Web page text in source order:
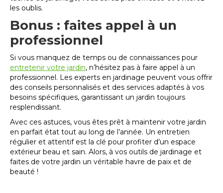
les oublis.
Bonus : faites appel à un
professionnel
Si vous manquez de temps ou de connaissances pour
entretenir votre jardin, n’hésitez pas à faire appel à un
professionnel. Les experts en jardinage peuvent vous offrir
des conseils personnalisés et des services adaptés à vos
besoins spécifiques, garantissant un jardin toujours
resplendissant.
Avec ces astuces, vous êtes prêt à maintenir votre jardin
en parfait état tout au long de l’année. Un entretien
régulier et attentif est la clé pour profiter d’un espace
extérieur beau et sain. Alors, à vos outils de jardinage et
faites de votre jardin un véritable havre de paix et de
beauté !